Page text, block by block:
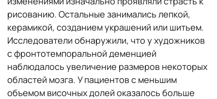
рисованию. Остальные занимались лепкой,
керамикой, созданием украшений или шитьем.
Исследователи обнаружили, что у художников
с фронтотемпоральной деменцией
наблюдалось увеличение размеров некоторых
областей мозга. У пациентов с меньшим
объемом височных долей оказалось больше